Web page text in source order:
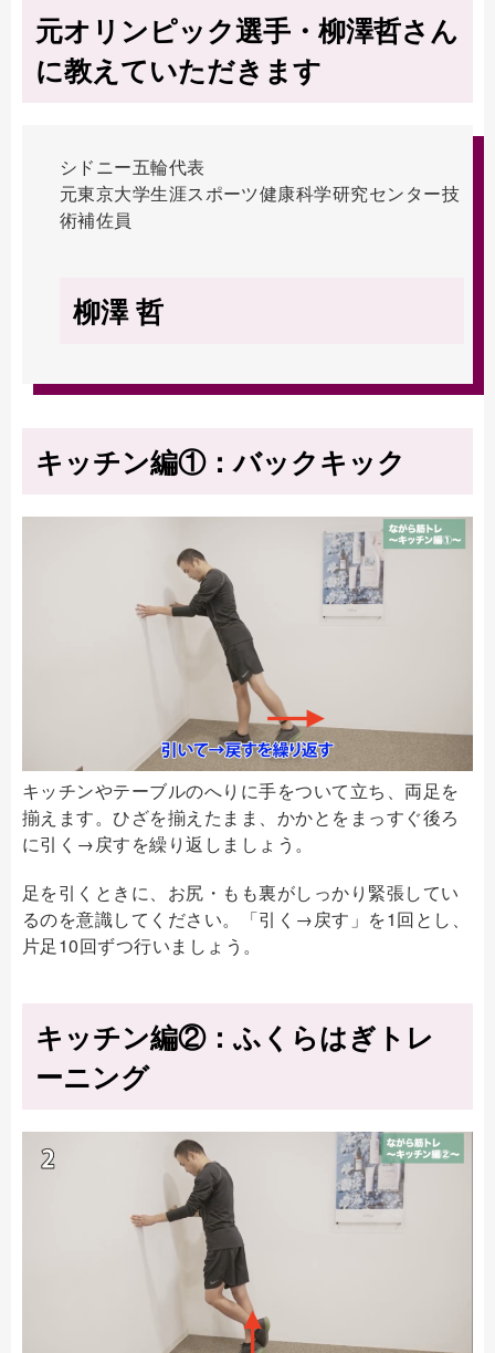
元オリンピック選手・柳澤哲さん
に教えていただきます
シドニー五輪代表
元東京大学生涯スポーツ健康科学研究センター技
術補佐員
柳澤 哲
キッチン編①：バックキック
キッチンやテーブルのへりに手をついて立ち、両足を
揃えます。ひざを揃えたまま、かかとをまっすぐ後ろ
に引く→戻すを繰り返しましょう。
足を引くときに、お尻・もも裏がしっかり緊張してい
るのを意識してください。「引く→戻す」を1回とし、
片足10回ずつ行いましょう。
キッチン編②：ふくらはぎトレ
ーニング